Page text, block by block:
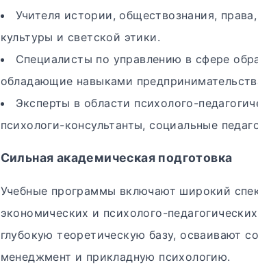
Учителя истории, обществознания,
культуры и светской этики.
Специалисты по управлению в сфере
обладающие навыками
Эксперты в области психолого-
психологи-консультанты, социальные
Сильная академическая подготовка
Учебные программы включают широкий
экономических и психолого-
глубокую теоретическую базу, осваивают
менеджмент и прикладную психологию.